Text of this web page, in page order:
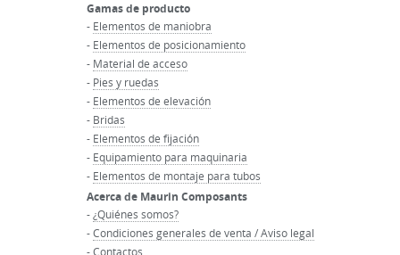
Gamas de producto
- Elementos de maniobra
- Elementos de posicionamiento
- Material de acceso
- Pies y ruedas
- Elementos de elevación
- Bridas
- Elementos de fijación
- Equipamiento para maquinaria
- Elementos de montaje para tubos
Acerca de Maurin Composants
-¿Quiénes somos?
-Condiciones generales de venta / Aviso legal
-Contactos